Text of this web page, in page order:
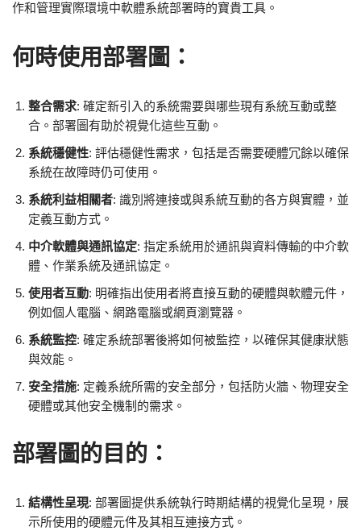
作和管理實際環境中軟體系統部署時的寶貴工具。
何時使用部署圖：
整合需求: 確定新引入的系統需要與哪些現有系統互動或整
合。部署圖有助於視覺化這些互動。
系統穩健性: 評估穩健性需求，包括是否需要硬體冗餘以確保
系統在故障時仍可使用。
系統利益相關者: 識別將連接或與系統互動的各方與實體，並
定義互動方式。
中介軟體與通訊協定: 指定系統用於通訊與資料傳輸的中介軟
體、作業系統及通訊協定。
使用者互動: 明確指出使用者將直接互動的硬體與軟體元件，
例如個人電腦、網路電腦或網頁瀏覽器。
系統監控: 確定系統部署後將如何被監控，以確保其健康狀態
與效能。
安全措施: 定義系統所需的安全部分，包括防火牆、物理安全
硬體或其他安全機制的需求。
部署圖的目的：
結構性呈現: 部署圖提供系統執行時期結構的視覺化呈現，展
示所使用的硬體元件及其相互連接方式。